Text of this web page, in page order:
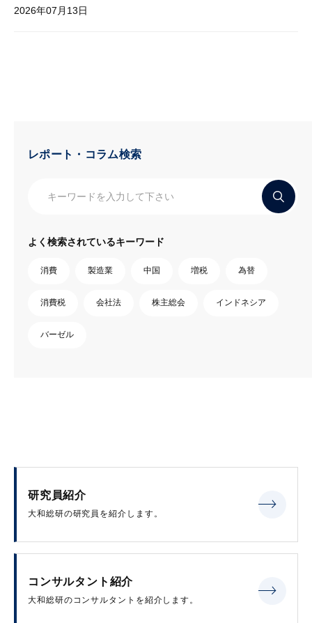
2026年07月13日
レポート・コラム検索
よく検索されているキーワード
消費 製造業 中国 増税 為替
消費税 会社法 株主総会 インドネシア
バーゼル
研究員紹介
大和総研の研究員を紹介します。
コンサルタント紹介
大和総研のコンサルタントを紹介します。